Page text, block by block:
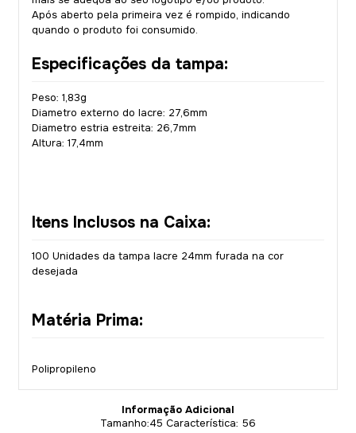
Após aberto pela primeira vez é rompido, indicando
quando o produto foi consumido.
Especificações da tampa:
Peso: 1,83g
Diametro externo do lacre: 27,6mm
Diametro estria estreita: 26,7mm
Altura: 17,4mm
Itens Inclusos na Caixa:
100 Unidades da tampa lacre 24mm furada na cor
desejada
Matéria Prima:
Polipropileno
Informação Adicional
Tamanho:45 Característica: 56